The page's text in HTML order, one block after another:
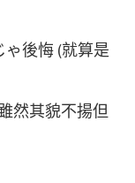
ゃ後悔 (就算是
然其貌不揚但